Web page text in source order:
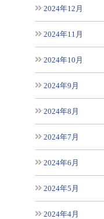
2024年12月
2024年11月
2024年10月
2024年9月
2024年8月
2024年7月
2024年6月
2024年5月
2024年4月